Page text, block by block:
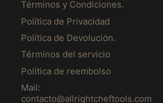
Términos y Condiciones.
Política de Privacidad
Política de Devolución.
Términos del servicio
Política de reembolso
Mail:
contacto@allrightcheftools.com